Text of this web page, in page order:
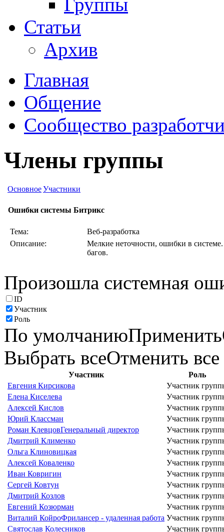
Статьи
Архив
Главная
Общение
Сообщество
Члены группы
ОсновноеУчастники
Ошибки системы Битрикс
Тема:
Веб-разработка
Описание:
Мелкие неточности, ошибки в
багов.
Произошла системная
ID
Участник
Роль
По умолчаниюПрименить
Выбрать всеОтменить все
Участник
Роль
Евгения Кирсикова
Участник
Елена Киселева
Участник
Алексей Кислов
Участник
Юрий Классман
Участник
Роман КлевцовГенеральный директор
Участник
Дмитрий Клименко
Участник
Ольга Клиновицкая
Участник
Алексей Коваленко
Участник
Иван Ковригин
Участник
Сергей Ковтун
Участник
Дмитрий Козлов
Участник
Евгений Козюрман
Участник
Виталий КойроФрилансер - удаленная работа Участник
Святослав Колесников
Участник